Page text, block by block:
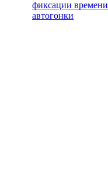
фиксации времени
автогонки